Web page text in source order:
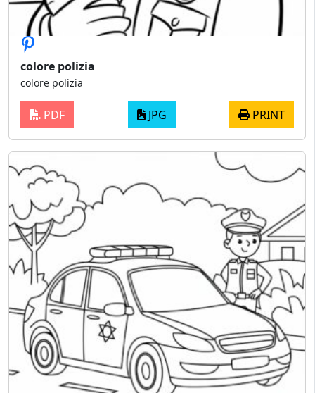
colore polizia
colore polizia
PDF JPG PRINT